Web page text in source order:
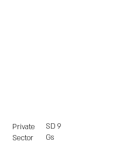
Private
Sector
SD
Gs
9